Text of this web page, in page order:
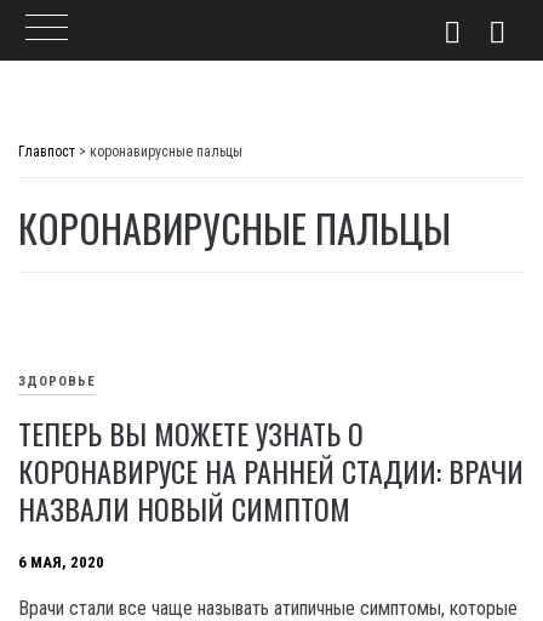
Главпост > коронавирусные пальцы
КОРОНАВИРУСНЫЕ ПАЛЬЦЫ
ЗДОРОВЬЕ
ТЕПЕРЬ ВЫ МОЖЕТЕ УЗНАТЬ О
КОРОНАВИРУСЕ НА РАННЕЙ СТАДИИ: ВРАЧИ
НАЗВАЛИ НОВЫЙ СИМПТОМ
6 МАЯ, 2020
Врачи стали все чаще называть атипичные симптомы, которые